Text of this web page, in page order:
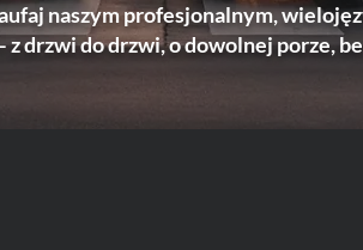
naszym profesjonalnym,
drzwi do drzwi, o dowolnej porze,